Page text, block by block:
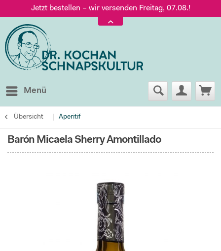
Jetzt bestellen – wir versenden Freitag, 07.08.!
Versand nur 5,60 €, gratis ab 95 € Warenwert
Jetzt bestellen – wir versenden Freitag, 07.08.!
Menü
Übersicht Aperitif
Barón Micaela Sherry Amontillado